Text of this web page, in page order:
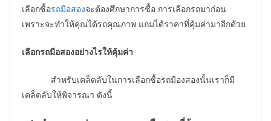
เลือกซื้อรถมือสองจะต้องศึกษาการซื้อ การเลือกรถมาก่อน
เพราะจะทำให้คุณได้รถคุณภาพ แถมได้ราคาที่คุ้มค่ามาอีกด้วย
เลือกรถมือสองอย่างไรให้คุ้มค่า
สำหรับเคล็ดลับในการเลือกซื้อรถมืองสองนั้นเราก็มี
เคล็ดลับให้พิจารณา ดังนี้